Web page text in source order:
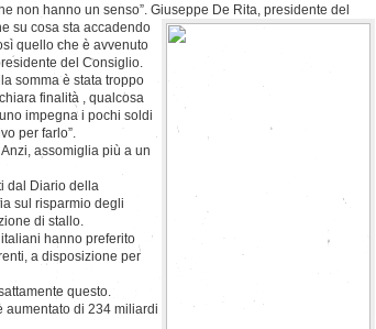
non hanno un senso”. Giuseppe De Rita, presidente del
su cosa sta accadendo
quello che è avvenuto
del Consiglio.
somma è stata troppo
finalità , qualcosa
impegna i pochi soldi
per farlo”.
assomiglia più a un
dal Diario della
sul risparmio degli
di stallo.
hanno preferito
a disposizione per
questo.
aumentato di 234 miliardi